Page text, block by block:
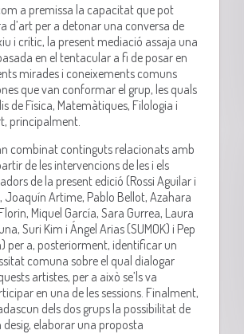
a premissa la capacitat que pot
d’art per a detonar una conversa de
i crític, la present mediació assaja una
en el tentacular a fi de posar en
mirades i coneixements comuns
que van conformar el grup, les quals
de Física, Matemàtiques, Filologia i
principalment.
combinat continguts relacionats amb
de les intervencions de les i els
de la present edició (Rossi Aguilar i
Joaquín Artime, Pablo Bellot, Azahara
Miquel García, Sara Gurrea, Laura
Suri Kim i Ángel Arias (SUMOK) i Pep
per a, posteriorment, identificar un
comuna sobre el qual dialogar
artistes, per a això se’ls va
en una de les sessions. Finalment,
dels dos grups la possibilitat de
elaborar una proposta